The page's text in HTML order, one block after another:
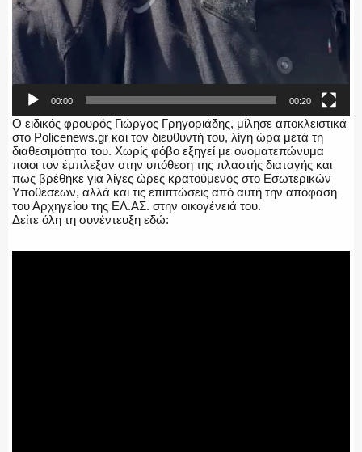
00:00 00:20
Ο ειδικός φρουρός Γιώργος Γρηγοριάδης, μίλησε αποκλειστικά
στο Policenews.gr και τον διευθυντή του, λίγη ώρα μετά τη
διαθεσιμότητα του. Χωρίς φόβο εξηγεί με ονοματεπώνυμα
ποιοι τον έμπλεξαν στην υπόθεση της πλαστής διαταγής και
πως βρέθηκε για λίγες ώρες κρατούμενος στο Εσωτερικών
Υποθέσεων, αλλά και τις επιπτώσεις από αυτή την απόφαση
του Αρχηγείου της ΕΛ.ΑΣ. στην οικογένειά του.
Δείτε όλη τη συνέντευξη εδώ: